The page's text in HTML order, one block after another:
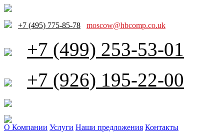
+7 (495) 775-85-78 moscow@hbcomp.co.uk
+7 (499) 253-53-01
+7 (926) 195-22-00
О Компании Услуги Наши предложения Контакты